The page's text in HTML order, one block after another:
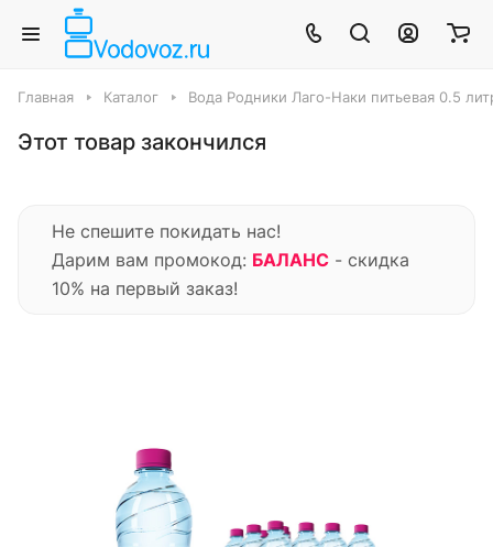
Главная Каталог Вода Родники Лаго-Наки питьевая 0.5
Этот товар закончился
Не спешите покидать нас!
Дарим вам промокод: БАЛАНС - скидка
10% на первый заказ!